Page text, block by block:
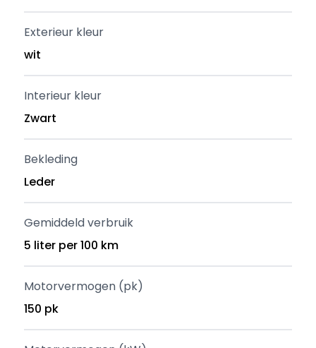
Exterieur kleur
wit
Interieur kleur
Zwart
Bekleding
Leder
Gemiddeld verbruik
5 liter per 100 km
Motorvermogen (pk)
150 pk